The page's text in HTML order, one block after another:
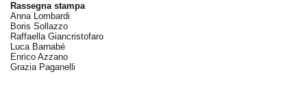
Rassegna stampa
Anna Lombardi
Boris Sollazzo
Raffaella Giancristofaro
Luca Barnabé
Enrico Azzano
Grazia Paganelli